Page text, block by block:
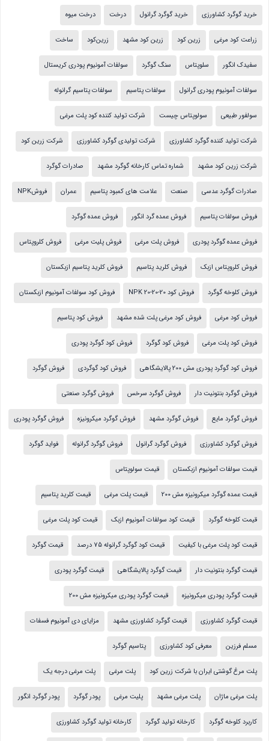
خرید گوگرد کشاورزی خرید گوگرد گرانول درخت درخت میوه
زراعت کود مرغی زرین کود زرین کود مشهد زرین‌کود ساخت
سفیدک انگور سلوپتاس سنگ گوگرد سولفات آمونیوم پودری کریستال
سولفات آمونیوم پودری گرانول سولفات پتاسیم سولفات پتاسیم گرانوله
سولفور طبیعی سولوپتاس چیست شرکت تولید کننده کود پلت مرغی
شرکت تولید کننده گوگرد کشاورزی شرکت تولیدی گوگرد کشاورزی شرکت زرین کود
شرکت زرین کود مشهد شماره تماس کارخانه گوگرد مشهد صادرات گوگرد
صادرات گوگرد عدسی صنعت علامت های کمبود پتاسیم عمران فروشNPK
فروش سولفات پتاسیم فروش عمده گرد انگور فروش عمده گوگرد
فروش عمده گوگرد پودری فروش پلت مرغی فروش پلیت مرغی فروش کلروپتاس
فروش کلروپتاس ازبک فروش کلرید پتاسیم فروش کلرید پتاسیم ازبکستان
فروش کلوخه گوگرد فروش کود NPK 20-20-20 فروش کود سولفات آمونیوم ازبکستان
فروش کود مرغی فروش کود مرغی پلت شده مشهد فروش کود پتاسیم
فروش کود پلت مرغی فروش کود گوگرد فروش کود گوگرد پودری
فروش کود گوگرد پودری مش 200 پالایشگاهی فروش کود گوگردی فروش گوگرد
فروش گوگرد بنتونیت دار فروش گوگرد سرخس فروش گوگرد صنعتی
فروش گوگرد مایع فروش گوگرد مشهد فروش گوگرد میکرونیزه فروش گوگرد پودری
فروش گوگرد کشاورزی فروش گوگرد گرانول فروش گوگرد گرانوله فواید گوگرد
قیمت سولفات آمونیوم ازبکستان قیمت سولوپتاس
قیمت عمده گوگرد میکرونیزه مش 200 قیمت پلت مرغی قیمت کلرید پتاسیم
قیمت کلوخه گوگرد قیمت کود سولفات آمونیوم ازبک قیمت کود پلت مرغی
قیمت کود پلت مرغی با کیفیت قیمت کود گوگرد گرانوله 75 درصد قیمت گوگرد
قیمت گوگرد بنتونیت دار قیمت گوگرد پالایشگاهی قیمت گوگرد پودری
قیمت گوگرد پودری میکرونیزه قیمت گوگرد پودری میکرونیزه مش 200
قیمت گوگرد کشاورزی قیمت گوگرد کشاورزی مشهد مزایای دی آمونیوم فسفات
مسلم فرزین معرفی کود کشاورزی پتاسیم گوگرد
پلت مرغ گوشتی ایران با شرکت زرین کود پلت مرغی پلت مرغی درجه یک
پلت مرغی ماژان پلت مرغی مشهد پلیت مرغی پودر گوگرد پودر گوگرد انگور
کاربرد کلوخه گوگرد کارخانه تولید گوگرد کارخانه تولید گوگرد کشاورزی